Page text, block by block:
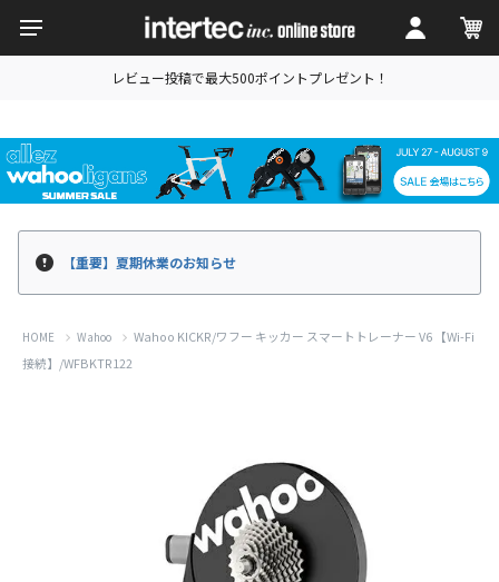
レビュー投稿で最大500ポイントプレゼント！
【重要】夏期休業のお知らせ
HOME Wahoo
Wahoo KICKR/ワフー キッカー スマートトレーナー V6 【Wi-Fi
接続】/WFBKTR122